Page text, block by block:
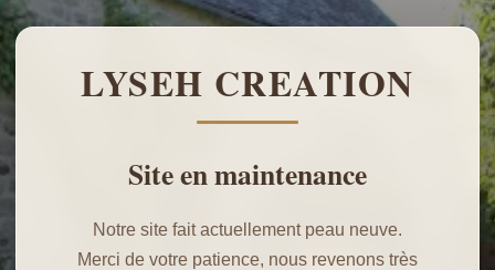
LYSEH CREATION
Site en maintenance
Notre site fait actuellement peau neuve.
Merci de votre patience, nous revenons très